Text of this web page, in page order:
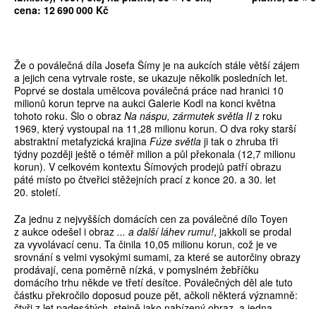
cena: 12 690 000 Kč
Že o poválečná díla Josefa Šímy je na aukcích stále větší zájem
a jejich cena vytrvale roste, se ukazuje několik posledních let.
Poprvé se dostala umělcova poválečná práce nad hranici 10
milionů korun teprve na aukci Galerie Kodl na konci května
tohoto roku. Šlo o obraz Na náspu, zármutek světla II z roku
1969, který vystoupal na 11,28 milionu korun. O dva roky starší
abstraktní metafyzická krajina Fúze světla ji tak o zhruba tři
týdny později ještě o téměř milion a půl překonala (12,7 milionu
korun). V celkovém kontextu Šímových prodejů patří obrazu
páté místo po čtveřici stěžejních prací z konce 20. a 30. let
20. století.
Za jednu z nejvyšších domácích cen za poválečné dílo Toyen
z aukce odešel i obraz ... a další láhev rumu!, jakkoli se prodal
za vyvolávací cenu. Ta činila 10,05 milionu korun, což je ve
srovnání s velmi vysokými sumami, za které se autorčiny obrazy
prodávají, cena poměrně nízká, v pomyslném žebříčku
domácího trhu někde ve třetí desítce. Poválečných děl ale tuto
částku překročilo doposud pouze pět, ačkoli některá významně: